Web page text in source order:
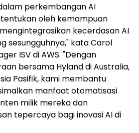
perkembangan AI
oleh kemampuan
kecerdasan AI
sesungguhnya," kata Carol
ISV di AWS. "Dengan
bersama Hyland di Australia,
Pasifik, kami membantu
manfaat otomatisasi
milik mereka dan
tepercaya bagi inovasi AI di